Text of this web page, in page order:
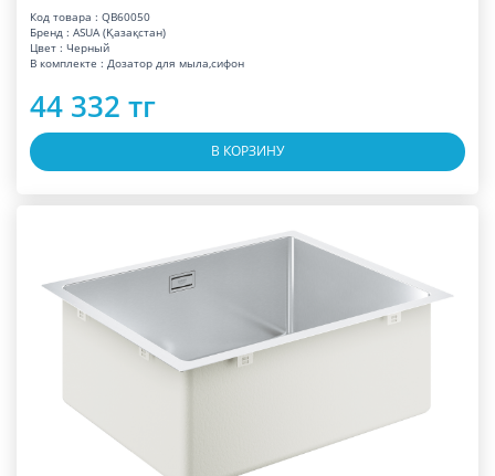
Код товара : QB60050
Бренд : ASUA (Қазақстан)
Цвет : Черный
В комплекте : Дозатор для мыла,сифон
44 332 тг
В КОРЗИНУ